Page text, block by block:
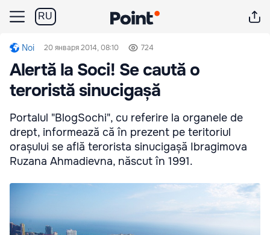
RU
Noi 20 января 2014, 08:10 724
Alertă la Soci! Se caută o
teroristă sinucigașă
Portalul "BlogSochi", cu referire la organele de
drept, informează că în prezent pe teritoriul
orașului se află terorista sinucigașă Ibragimova
Ruzana Ahmadievna, născut în 1991.